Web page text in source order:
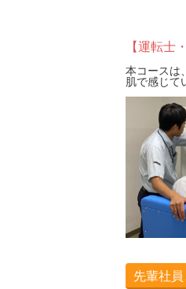
【運転士
本コースは
肌で感じて
先輩社